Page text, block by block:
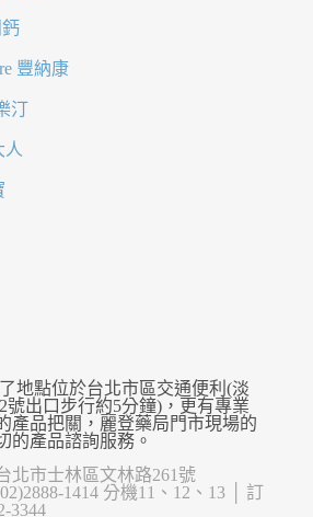
豐納康
汀
人
地點位於台北市區交通便利(淡
號出口步行約5分鐘)，更有專業
產品把關，麗登藥局門市現場的
的產品諮詢服務。
北市士林區文林路261號
1414 分機11、12、13 │ 訂
3344